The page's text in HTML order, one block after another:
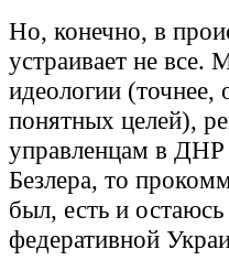
Но, конечно, в
устраивает не все.
идеологии (точнее,
понятных целей),
управленцам в ДНР
Безлера, то
был, есть и
федеративной